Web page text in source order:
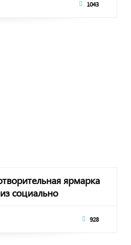
1043
ярмарка
социально
928